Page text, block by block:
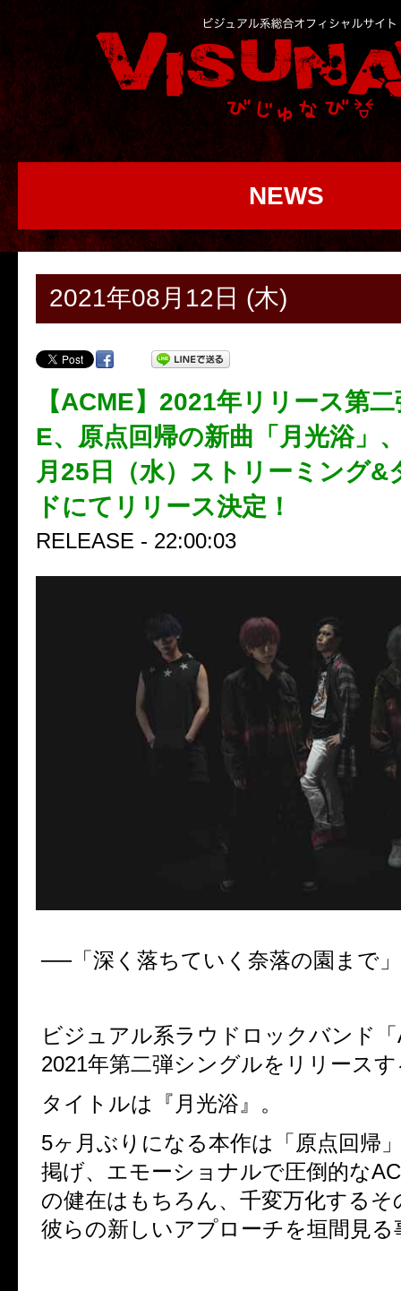
NEWS
2021年08月12日 (木)
【ACME】2021年リリース第
E、原点回帰の新曲「月光浴」
月25日（水）ストリーミング&
ドにてリリース決定！
RELEASE - 22:00:03
──「深く落ちていく奈落の園まで
ビジュアル系ラウドロックバンド
2021年第二弾シングルをリリース
タイトルは『月光浴』。
5ヶ月ぶりになる本作は「原点回帰
掲げ、エモーショナルで圧倒的な
の健在はもちろん、 千変万化するそ
彼らの新しいアプローチを垣間見る